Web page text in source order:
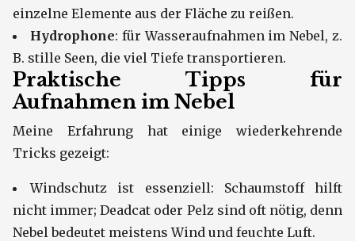
einzelne Elemente aus der Fläche zu reißen.
Hydrophone: für Wasseraufnahmen im Nebel, z.
B. stille Seen, die viel Tiefe transportieren.
Praktische Tipps für
Aufnahmen im Nebel
Meine Erfahrung hat einige wiederkehrende
Tricks gezeigt:
Windschutz ist essenziell: Schaumstoff hilft
nicht immer; Deadcat oder Pelz sind oft nötig, denn
Nebel bedeutet meistens Wind und feuchte Luft.